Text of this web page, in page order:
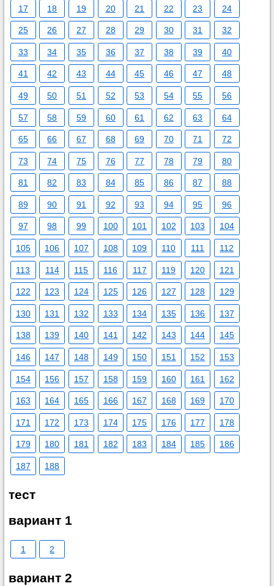
17 18 19 20 21 22 23 24
25 26 27 28 29 30 31 32
33 34 35 36 37 38 39 40
41 42 43 44 45 46 47 48
49 50 51 52 53 54 55 56
57 58 59 60 61 62 63 64
65 66 67 68 69 70 71 72
73 74 75 76 77 78 79 80
81 82 83 84 85 86 87 88
89 90 91 92 93 94 95 96
97 98 99 100 101 102 103 104
105 106 107 108 109 110 111 112
113 114 115 116 117 119 120 121
122 123 124 125 126 127 128 129
130 131 132 133 134 135 136 137
138 139 140 141 142 143 144 145
146 147 148 149 150 151 152 153
154 156 157 158 159 160 161 162
163 164 165 166 167 168 169 170
171 172 173 174 175 176 177 178
179 180 181 182 183 184 185 186
187 188
тест
вариант 1
1 2
вариант 2